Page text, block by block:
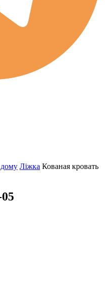
дому Ліжка Кованая кровать